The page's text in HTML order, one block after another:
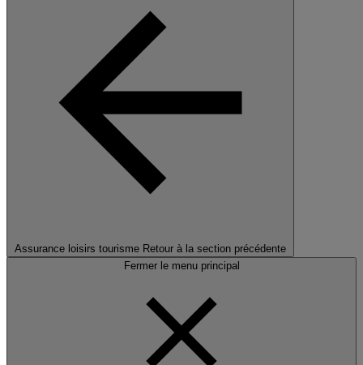
Assurance loisirs tourisme Retour à la section précédente
Fermer le menu principal